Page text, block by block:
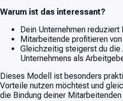
Warum ist das interessant?
Dein Unternehmen reduziert
Mitarbeitende profitieren
Gleichzeitig steigerst du die
Unternehmens als
Dieses Modell ist besonders
Vorteile nutzen möchtest und
die Bindung deiner